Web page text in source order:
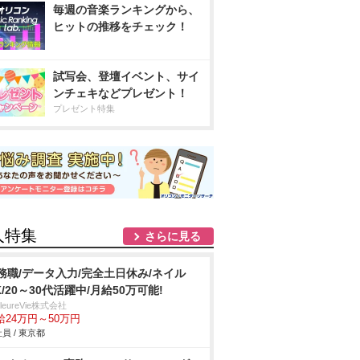
毎週の音楽ランキングから、
ヒットの推移をチェック！
試写会、登壇イベント、サイ
ンチェキなどプレゼント！
プレゼント特集
特集 さらに見る
職/データ入力/完全土日休み/ネイル
20～30代活躍中/月給50万可能!
株式会社
24万円～50万円
員 / 東京都